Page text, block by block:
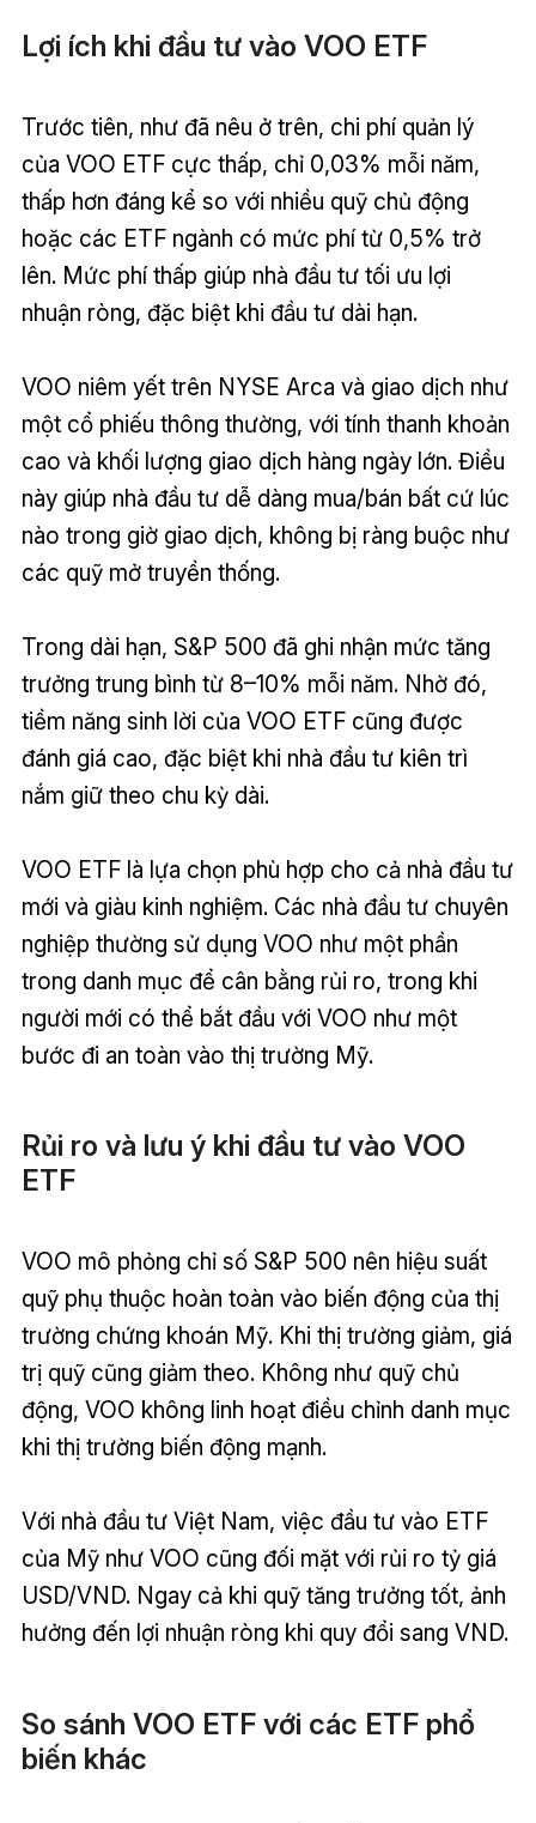
Lợi ích khi đầu tư vào VOO ETF
Trước tiên, như đã nêu ở trên, chi phí quản lý
của VOO ETF cực thấp, chỉ 0,03% mỗi năm,
thấp hơn đáng kể so với nhiều quỹ chủ động
hoặc các ETF ngành có mức phí từ 0,5% trở
lên. Mức phí thấp giúp nhà đầu tư tối ưu lợi
nhuận ròng, đặc biệt khi đầu tư dài hạn.
VOO niêm yết trên NYSE Arca và giao dịch như
một cổ phiếu thông thường, với tính thanh khoản
cao và khối lượng giao dịch hàng ngày lớn. Điều
này giúp nhà đầu tư dễ dàng mua/bán bất cứ lúc
nào trong giờ giao dịch, không bị ràng buộc như
các quỹ mở truyền thống.
Trong dài hạn, S&P 500 đã ghi nhận mức tăng
trưởng trung bình từ 8–10% mỗi năm. Nhờ đó,
tiềm năng sinh lời của VOO ETF cũng được
đánh giá cao, đặc biệt khi nhà đầu tư kiên trì
nắm giữ theo chu kỳ dài.
VOO ETF là lựa chọn phù hợp cho cả nhà đầu tư
mới và giàu kinh nghiệm. Các nhà đầu tư chuyên
nghiệp thường sử dụng VOO như một phần
trong danh mục để cân bằng rủi ro, trong khi
người mới có thể bắt đầu với VOO như một
bước đi an toàn vào thị trường Mỹ.
Rủi ro và lưu ý khi đầu tư vào VOO
ETF
VOO mô phỏng chỉ số S&P 500 nên hiệu suất
quỹ phụ thuộc hoàn toàn vào biến động của thị
trường chứng khoán Mỹ. Khi thị trường giảm, giá
trị quỹ cũng giảm theo. Không như quỹ chủ
động, VOO không linh hoạt điều chỉnh danh mục
khi thị trường biến động mạnh.
Với nhà đầu tư Việt Nam, việc đầu tư vào ETF
của Mỹ như VOO cũng đối mặt với rủi ro tỷ giá
USD/VND. Ngay cả khi quỹ tăng trưởng tốt, ảnh
hưởng đến lợi nhuận ròng khi quy đổi sang VND.
So sánh VOO ETF với các ETF phổ
biến khác